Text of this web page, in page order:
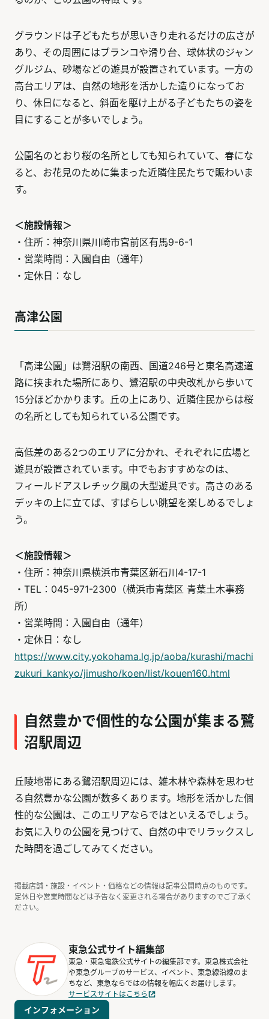
グラウンドは子どもたちが思いきり走れるだけの広さが
あり、その周囲にはブランコや滑り台、球体状のジャン
グルジム、砂場などの遊具が設置されています。一方の
高台エリアは、自然の地形を活かした造りになってお
り、休日になると、斜面を駆け上がる子どもたちの姿を
目にすることが多いでしょう。
公園名のとおり桜の名所としても知られていて、春にな
ると、お花見のために集まった近隣住民たちで賑わいま
す。
＜施設情報＞
・住所：神奈川県川崎市宮前区有馬9-6-1
・営業時間：入園自由（通年）
・定休日：なし
高津公園
「高津公園」は鷺沼駅の南西、国道246号と東名高速道
路に挟まれた場所にあり、鷺沼駅の中央改札から歩いて
15分ほどかかります。丘の上にあり、近隣住民からは桜
の名所としても知られている公園です。
高低差のある2つのエリアに分かれ、それぞれに広場と
遊具が設置されています。中でもおすすめなのは、
フィールドアスレチック風の大型遊具です。高さのある
デッキの上に立てば、すばらしい眺望を楽しめるでしょ
う。
＜施設情報＞
・住所：神奈川県横浜市青葉区新石川4-17-1
・TEL：045-971-2300（横浜市青葉区 青葉土木事務
所）
・営業時間：入園自由（通年）
・定休日：なし
https://www.city.yokohama.lg.jp/aoba/kurashi/machi
zukuri_kankyo/jimusho/koen/list/kouen160.html
自然豊かで個性的な公園が集まる鷺
沼駅周辺
丘陵地帯にある鷺沼駅周辺には、雑木林や森林を思わせ
る自然豊かな公園が数多くあります。地形を活かした個
性的な公園は、このエリアならではといえるでしょう。
お気に入りの公園を見つけて、自然の中でリラックスし
た時間を過ごしてみてください。
掲載店舗・施設・イベント・価格などの情報は記事公開時点のものです。
定休日や営業時間などは予告なく変更される場合がありますのでご了承く
ださい。
東急公式サイト編集部
東急・東急電鉄公式サイトの編集部です。東急株式会社
や東急グループのサービス、イベント、東急線沿線のま
ちなど、東急ならではの情報を幅広くお届けします。
サービスサイトはこちら
インフォメーション